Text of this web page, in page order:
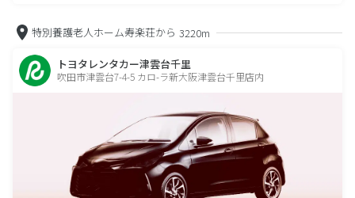
特別養護老人ホーム寿楽荘から 3220m
トヨタレンタカー津雲台千里
吹田市津雲台7-4-5 カロ-ラ新大阪津雲台千里店内